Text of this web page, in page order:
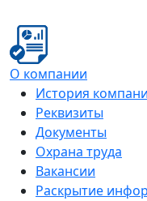
О компании
История
Реквизиты
Документы
Охрана труда
Вакансии
Раскрытие